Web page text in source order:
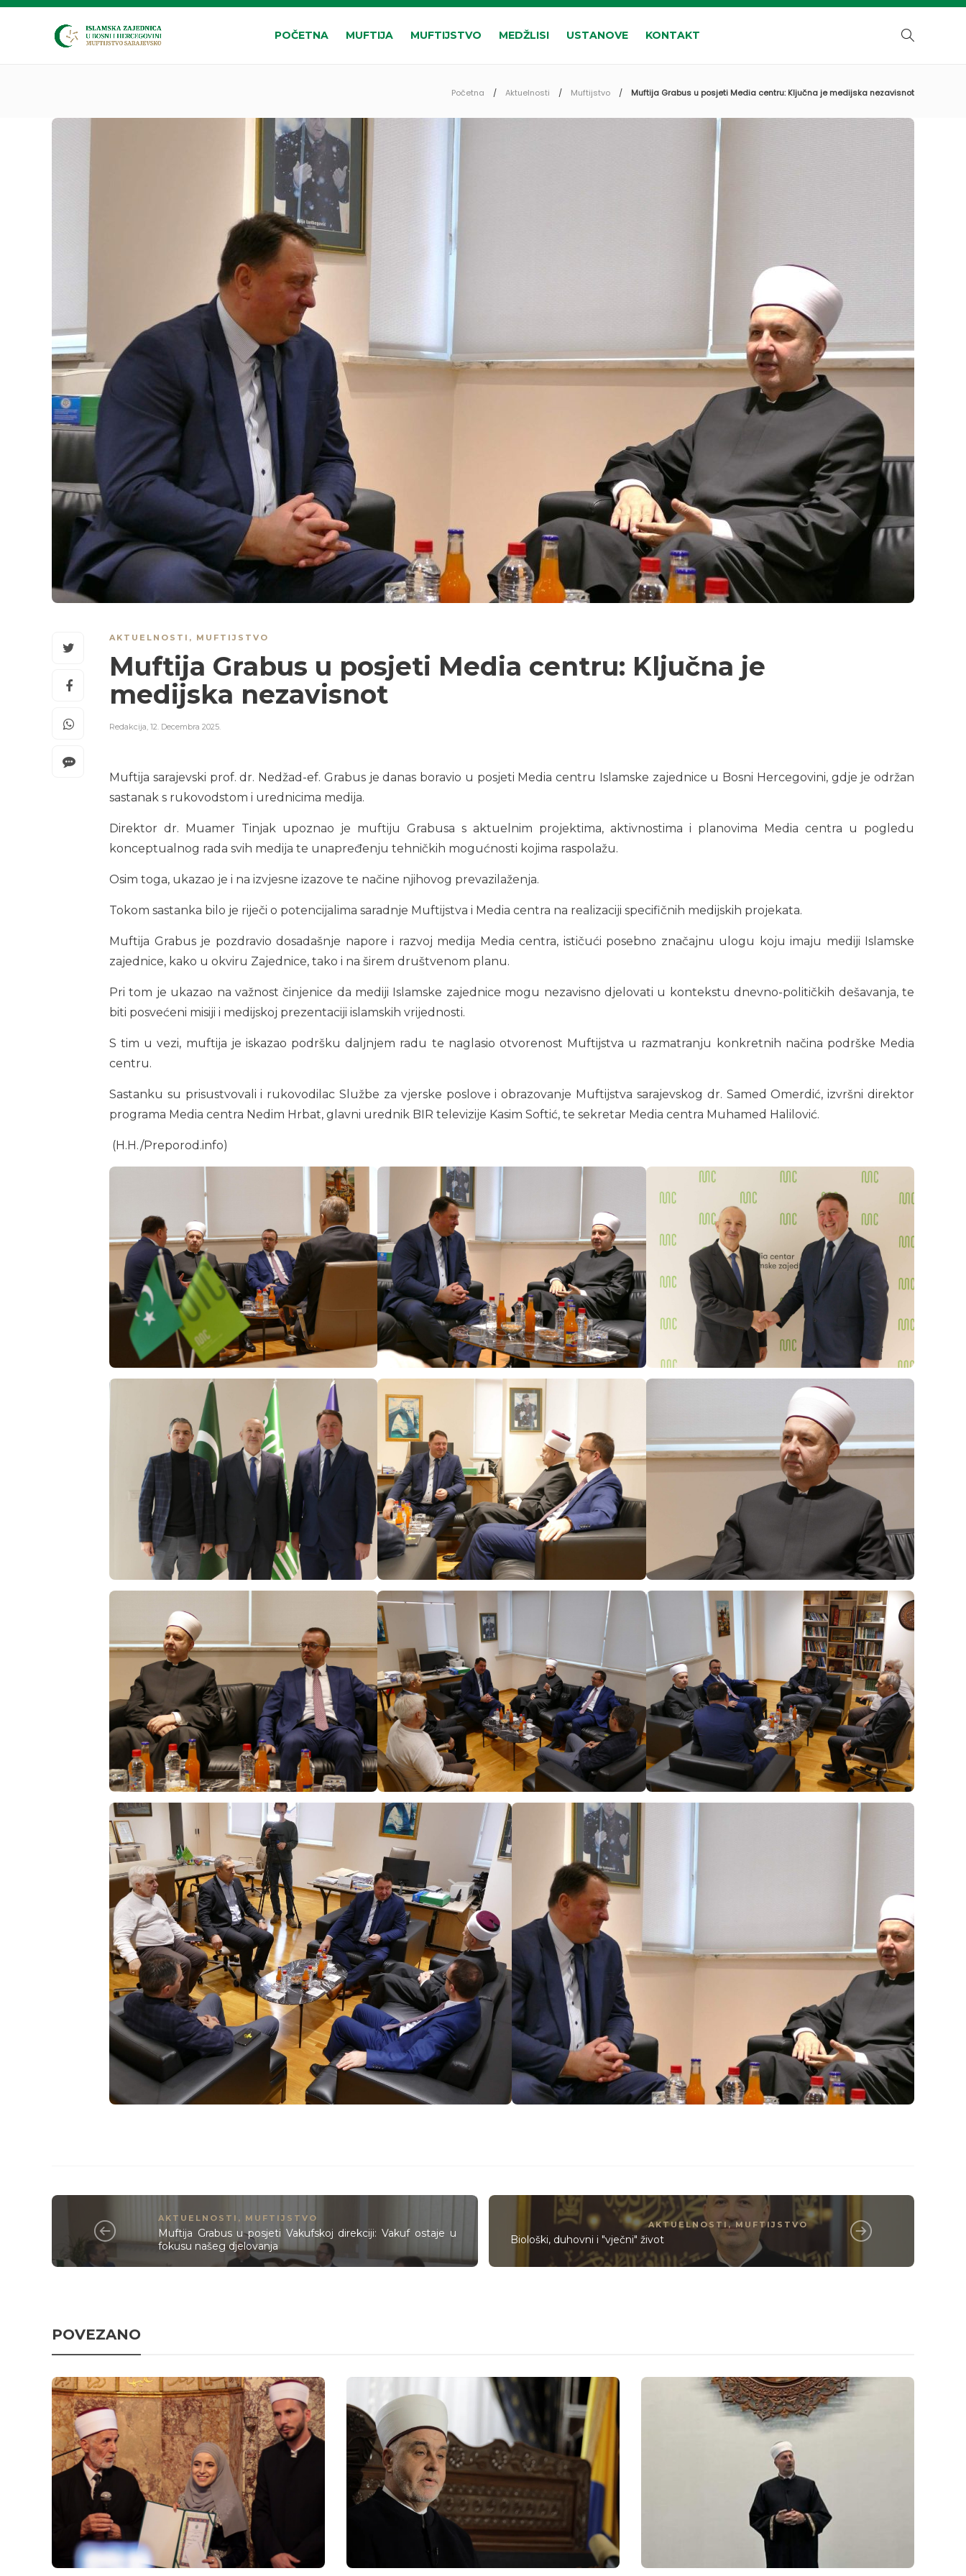
POČETNA MUFTIJA MUFTIJSTVO MEDŽLISI USTANOVE KONTAKT
Početna Aktuelnosti Muftijstvo Muftija Grabus u posjeti Media centru: Ključna je medijska nezavisnot
AKTUELNOSTI , MUFTIJSTVO
Muftija Grabus u posjeti Media centru: Ključna je
medijska nezavisnot
Redakcija, 12. Decembra 2025.
Muftija sarajevski prof. dr. Nedžad-ef. Grabus je danas boravio u posjeti Media centru Islamske zajednice u Bosni Hercegovini, gdje je održan
sastanak s rukovodstom i urednicima medija.
Direktor dr. Muamer Tinjak upoznao je muftiju Grabusa s aktuelnim projektima, aktivnostima i planovima Media centra u pogledu
konceptualnog rada svih medija te unapređenju tehničkih mogućnosti kojima raspolažu.
Osim toga, ukazao je i na izvjesne izazove te načine njihovog prevazilaženja.
Tokom sastanka bilo je riječi o potencijalima saradnje Muftijstva i Media centra na realizaciji specifičnih medijskih projekata.
Muftija Grabus je pozdravio dosadašnje napore i razvoj medija Media centra, ističući posebno značajnu ulogu koju imaju mediji Islamske
zajednice, kako u okviru Zajednice, tako i na širem društvenom planu.
Pri tom je ukazao na važnost činjenice da mediji Islamske zajednice mogu nezavisno djelovati u kontekstu dnevno-političkih dešavanja, te
biti posvećeni misiji i medijskoj prezentaciji islamskih vrijednosti.
S tim u vezi, muftija je iskazao podršku daljnjem radu te naglasio otvorenost Muftijstva u razmatranju konkretnih načina podrške Media
centru.
Sastanku su prisustvovali i rukovodilac Službe za vjerske poslove i obrazovanje Muftijstva sarajevskog dr. Samed Omerdić, izvršni direktor
programa Media centra Nedim Hrbat, glavni urednik BIR televizije Kasim Softić, te sekretar Media centra Muhamed Halilović.
(H.H./Preporod.info)
AKTUELNOSTI , MUFTIJSTVO
Muftija Grabus u posjeti Vakufskoj direkciji: Vakuf ostaje u
fokusu našeg djelovanja
AKTUELNOSTI, MUFTIJSTVO
Biološki, duhovni i "vječni" život
POVEZANO